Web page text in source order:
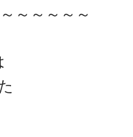
～～～～～